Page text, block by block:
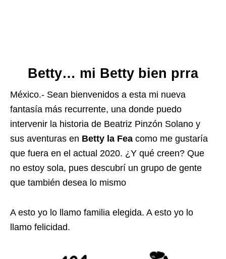
Betty… mi Betty bien prra
México.- Sean bienvenidos a esta mi nueva
fantasía más recurrente, una donde puedo
intervenir la historia de Beatriz Pinzón Solano y
sus aventuras en Betty la Fea como me gustaría
que fuera en el actual 2020. ¿Y qué creen? Que
no estoy sola, pues descubrí un grupo de gente
que también desea lo mismo
A esto yo lo llamo familia elegida. A esto yo lo
llamo felicidad.